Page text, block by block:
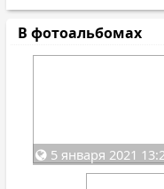
В фотоальбомах
5 января 2021